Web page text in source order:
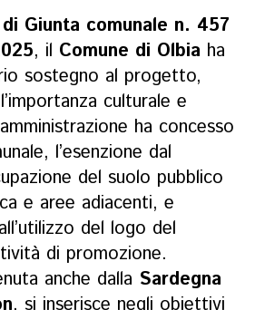
Giunta comunale n. 457
, il Comune di Olbia ha
sostegno al progetto,
culturale e
ha concesso
l’esenzione dal
del suolo pubblico
e aree adiacenti, e
del logo del
di promozione.
anche dalla Sardegna